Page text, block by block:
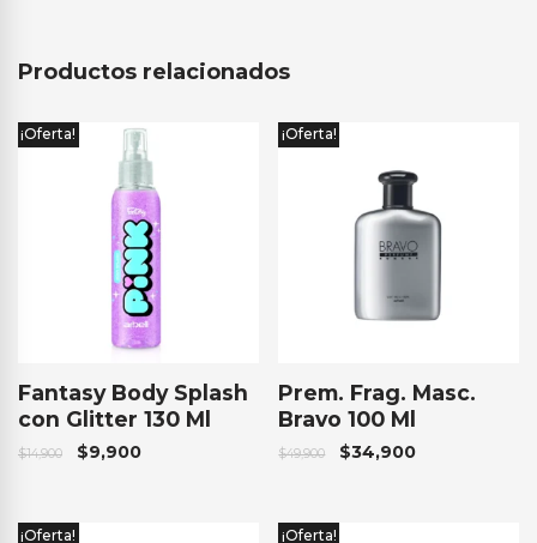
Productos relacionados
¡Oferta!
Fantasy Body Splash
con Glitter 130 Ml
$14,900 $9,900
¡Oferta!
Prem. Frag. Masc.
Bravo 100 Ml
$49,900 $34,900
¡Oferta! ¡Oferta!